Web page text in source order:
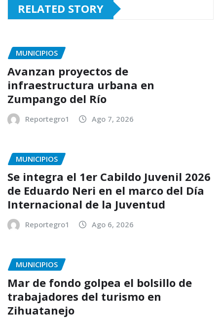
RELATED STORY
MUNICIPIOS
Avanzan proyectos de
infraestructura urbana en
Zumpango del Río
Reportegro1 Ago 7, 2026
MUNICIPIOS
Se integra el 1er Cabildo Juvenil 2026
de Eduardo Neri en el marco del Día
Internacional de la Juventud
Reportegro1 Ago 6, 2026
MUNICIPIOS
Mar de fondo golpea el bolsillo de
trabajadores del turismo en
Zihuatanejo